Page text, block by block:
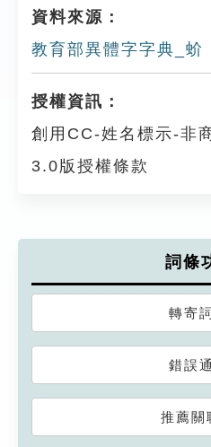
資料來源：
教育部異體字字典_蚧
授權資訊：
創用CC-姓名標示-非
3.0版授權條款
詞條
轉寄
錯誤
推薦關